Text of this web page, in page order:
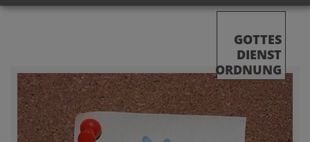
GOTTES
DIENST
ORDNUNG